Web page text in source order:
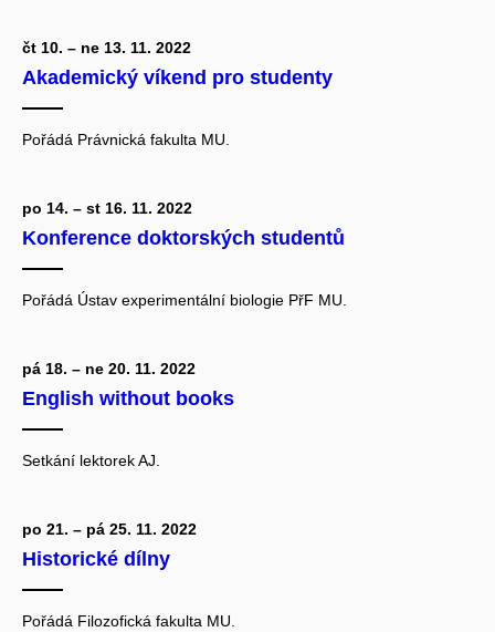
čt 10. – ne 13. 11. 2022
Akademický víkend pro studenty
Pořádá Právnická fakulta MU.
po 14. – st 16. 11. 2022
Konference doktorských studentů
Pořádá Ústav experimentální biologie PřF MU.
pá 18. – ne 20. 11. 2022
English without books
Setkání lektorek AJ.
po 21. – pá 25. 11. 2022
Historické dílny
Pořádá Filozofická fakulta MU.